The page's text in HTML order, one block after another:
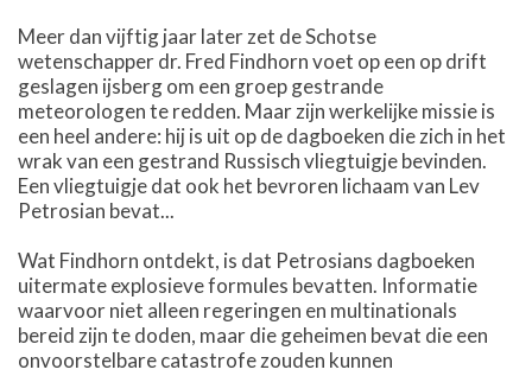
Meer dan vijftig jaar later zet de Schotse
wetenschapper dr. Fred Findhorn voet op een op drift
geslagen ijsberg om een groep gestrande
meteorologen te redden. Maar zijn werkelijke missie is
een heel andere: hij is uit op de dagboeken die zich in het
wrak van een gestrand Russisch vliegtuigje bevinden.
Een vliegtuigje dat ook het bevroren lichaam van Lev
Petrosian bevat...
Wat Findhorn ontdekt, is dat Petrosians dagboeken
uitermate explosieve formules bevatten. Informatie
waarvoor niet alleen regeringen en multinationals
bereid zijn te doden, maar die geheimen bevat die een
onvoorstelbare catastrofe zouden kunnen